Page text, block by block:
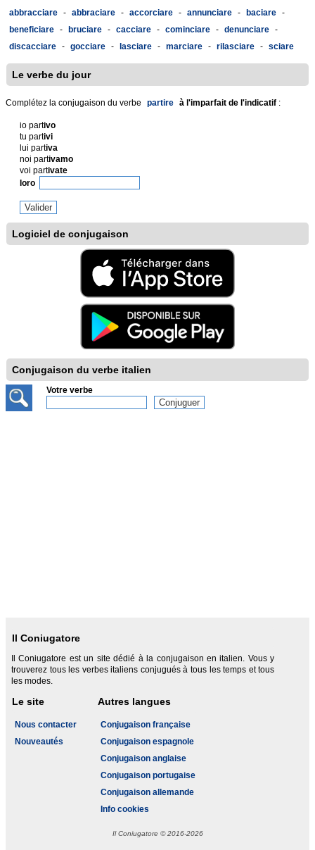
abbracciare - abbraciare - accorciare - annunciare - baciare -
beneficiare - bruciare - cacciare - cominciare - denunciare -
discacciare - gocciare - lasciare - marciare - rilasciare - sciare
Le verbe du jour
Complétez la conjugaison du verbe partire à l'imparfait de l'indicatif :
io partivo
tu partivi
lui partiva
noi partivamo
voi partivate
loro
Logiciel de conjugaison
Conjugaison du verbe italien
Votre verbe
Il Coniugatore
Il Coniugatore est un site dédié à la conjugaison en italien. Vous y
trouverez tous les verbes italiens conjugués à tous les temps et tous
les modes.
Le site
Nous contacter
Nouveautés
Autres langues
Conjugaison française
Conjugaison espagnole
Conjugaison anglaise
Conjugaison portugaise
Conjugaison allemande
Info cookies
Il Coniugatore © 2016-2026